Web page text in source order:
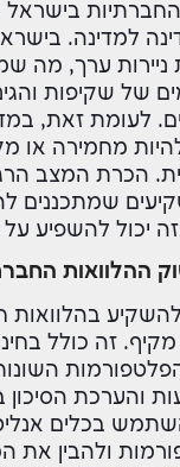
בישראל
למדינה.
ניירות ערך, מה
של שקיפות
לעומת זאת,
להיות מחמירה או
הכרת המצב
שמתכננים
ההלוואות
בהלוואות
זה כולל
והערכת
בכלים
ולהבין את